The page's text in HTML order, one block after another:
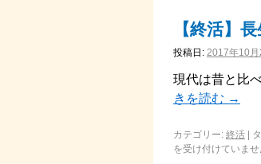
【終活】
投稿日: 2017年10月
現代は昔と比
きを読む →
カテゴリー: 終活
を受け付けていませ